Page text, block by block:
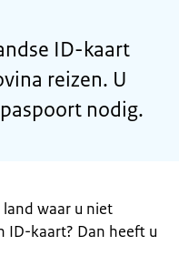
ID-kaart
reizen. U
nodig.
waar u niet
ID-kaart? Dan heeft u